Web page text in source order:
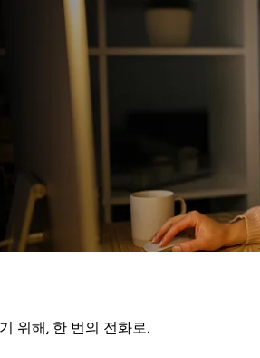
위해, 한 번의 전화로.